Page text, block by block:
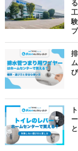
プ